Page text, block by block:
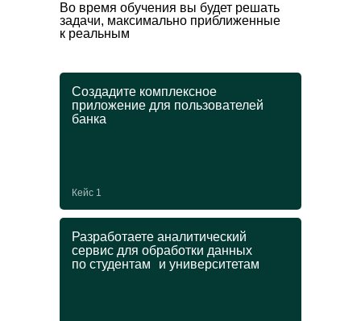
Во время обучения вы будет решать
задачи, максимально приближенные
к реальным
Разработаете аналитический
сервис для обработки данных
по студентам и университетам
Создадите комплексное
приложение для пользователей
банка
Кейс 1